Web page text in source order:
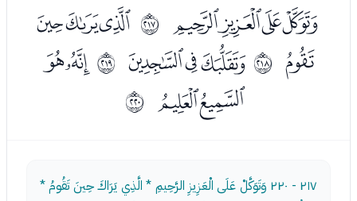
ﮒﮓﮔﮕ ﳘ ﮗﮘﮙ
ﮚ ﳙ ﮜﮝﮞ ﳚﮠﮡ
ﮢﮣ ﳛ
٢١٧ - ٢٢٠
وَتَوَكَّلْ عَلَى الْعَزِيزِ الرَّحِيمِ * الَّذِي يَرَاكَ حِينَ تَقُومُ *